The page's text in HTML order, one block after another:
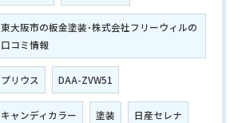
東大阪市の板金塗装･株式会社フリーウィルの
口コミ情報
プリウス DAA-ZVW51
キャンディカラー 塗装 日産セレナ